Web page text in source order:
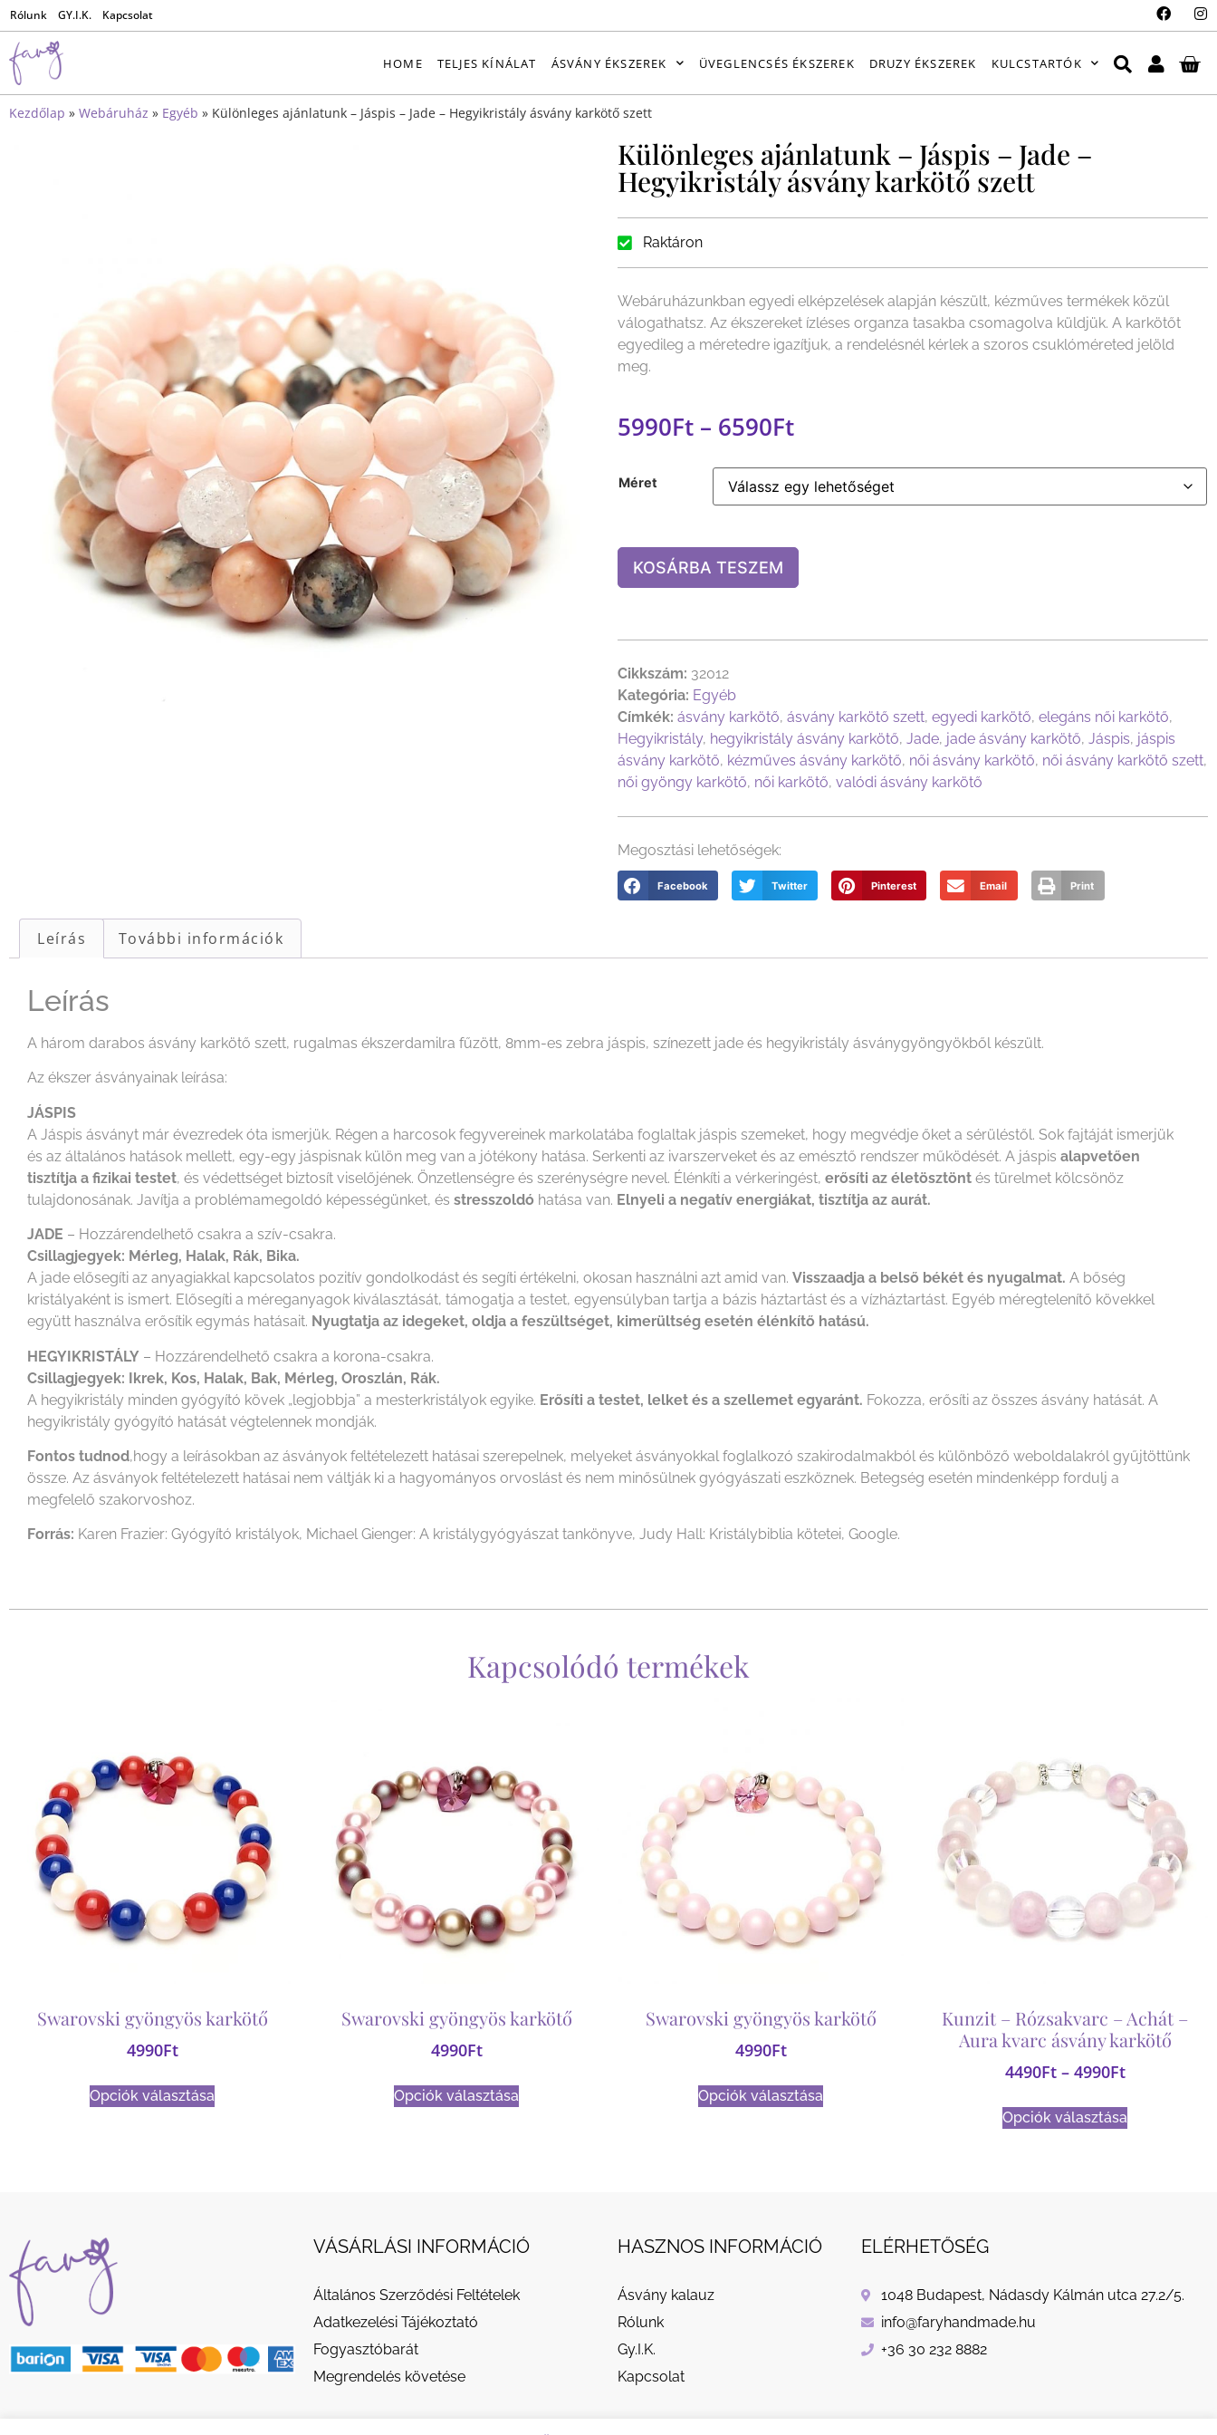
Rólunk GY.I.K. Kapcsolat
HOME TELJES KÍNÁLAT ÁSVÁNY ÉKSZEREK ÜVEGLENCSÉS ÉKSZEREK DRUZY ÉKSZEREK KULCSTARTÓK
Kezdőlap » Webáruház » Egyéb » Különleges ajánlatunk – Jáspis – Jade – Hegyikristály ásvány karkötő szett
Különleges ajánlatunk – Jáspis – Jade –
Hegyikristály ásvány karkötő szett
Raktáron
Webáruházunkban egyedi elképzelések alapján készült, kézműves termékek közül
válogathatsz. Az ékszereket ízléses organza tasakba csomagolva küldjük. A karkötőt
egyedileg a méretedre igazítjuk, a rendelésnél kérlek a szoros csuklóméreted jelöld
meg.
5990Ft – 6590Ft
Méret
KOSÁRBA TESZEM
Cikkszám: 32012
Kategória: Egyéb
Címkék: ásvány karkötő, ásvány karkötő szett, egyedi karkötő, elegáns női karkötő,
Hegyikristály, hegyikristály ásvány karkötő, Jade, jade ásvány karkötő, Jáspis, jáspis
ásvány karkötő, kézműves ásvány karkötő, női ásvány karkötő, női ásvány karkötő szett,
női gyöngy karkötő, női karkötő, valódi ásvány karkötő
Megosztási lehetőségek:
Facebook Twitter Pinterest Email Print
Leírás További információk
Leírás
A három darabos ásvány karkötő szett, rugalmas ékszerdamilra fűzött, 8mm-es zebra jáspis, színezett jade és hegyikristály ásványgyöngyökből készült.
Az ékszer ásványainak leírása:
JÁSPIS
A Jáspis ásványt már évezredek óta ismerjük. Régen a harcosok fegyvereinek markolatába foglaltak jáspis szemeket, hogy megvédje őket a sérüléstől. Sok fajtáját ismerjük
és az általános hatások mellett, egy-egy jáspisnak külön meg van a jótékony hatása. Serkenti az ivarszerveket és az emésztő rendszer működését. A jáspis alapvetően
tisztítja a fizikai testet, és védettséget biztosít viselőjének. Önzetlenségre és szerénységre nevel. Élénkíti a vérkeringést, erősíti az életösztönt és türelmet kölcsönöz
tulajdonosának. Javítja a problémamegoldó képességünket, és stresszoldó hatása van. Elnyeli a negatív energiákat, tisztítja az aurát.
JADE – Hozzárendelhető csakra a szív-csakra.
Csillagjegyek: Mérleg, Halak, Rák, Bika.
A jade elősegíti az anyagiakkal kapcsolatos pozitív gondolkodást és segíti értékelni, okosan használni azt amid van. Visszaadja a belső békét és nyugalmat. A bőség
kristályaként is ismert. Elősegíti a méreganyagok kiválasztását, támogatja a testet, egyensúlyban tartja a bázis háztartást és a vízháztartást. Egyéb méregtelenítő kövekkel
együtt használva erősítik egymás hatásait. Nyugtatja az idegeket, oldja a feszültséget, kimerültség esetén élénkítő hatású.
HEGYIKRISTÁLY – Hozzárendelhető csakra a korona-csakra.
Csillagjegyek: Ikrek, Kos, Halak, Bak, Mérleg, Oroszlán, Rák.
A hegyikristály minden gyógyító kövek „legjobbja” a mesterkristályok egyike. Erősíti a testet, lelket és a szellemet egyaránt. Fokozza, erősíti az összes ásvány hatását. A
hegyikristály gyógyító hatását végtelennek mondják.
Fontos tudnod,hogy a leírásokban az ásványok feltételezett hatásai szerepelnek, melyeket ásványokkal foglalkozó szakirodalmakból és különböző weboldalakról gyűjtöttünk
össze. Az ásványok feltételezett hatásai nem váltják ki a hagyományos orvoslást és nem minősülnek gyógyászati eszköznek. Betegség esetén mindenképp fordulj a
megfelelő szakorvoshoz.
Forrás: Karen Frazier: Gyógyító kristályok, Michael Gienger: A kristálygyógyászat tankönyve, Judy Hall: Kristálybiblia kötetei, Google.
Kapcsolódó termékek
Swarovski gyöngyös karkötő
4990Ft
Opciók választása
Swarovski gyöngyös karkötő
4990Ft
Opciók választása
Swarovski gyöngyös karkötő
4990Ft
Opciók választása
Kunzit – Rózsakvarc – Achát –
Aura kvarc ásvány karkötő
4490Ft – 4990Ft
Opciók választása
VÁSÁRLÁSI INFORMÁCIÓ
Általános Szerződési Feltételek
Adatkezelési Tájékoztató
Fogyasztóbarát
Megrendelés követése
HASZNOS INFORMÁCIÓ
Ásvány kalauz
Rólunk
Gy.I.K.
Kapcsolat
ELÉRHETŐSÉG
1048 Budapest, Nádasdy Kálmán utca 27.2/5.
info@faryhandmade.hu
+36 30 232 8882